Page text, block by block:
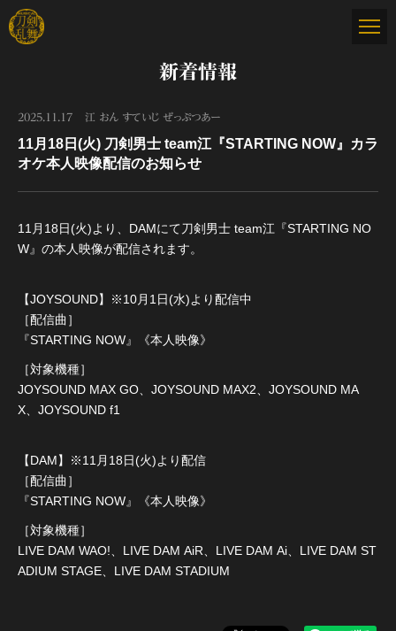
新着情報
2025.11.17 江 おん すていじ ぜっぷつあー
11月18日(火) 刀剣男士 team江『STARTING NOW』カラ
オケ本人映像配信のお知らせ
11月18日(火)より、DAMにて刀剣男士 team江『STARTING NO
W』の本人映像が配信されます。
【JOYSOUND】※10月1日(水)より配信中
［配信曲］
『STARTING NOW』《本人映像》
［対象機種］
JOYSOUND MAX GO、JOYSOUND MAX2、JOYSOUND MA
X、JOYSOUND f1
【DAM】※11月18日(火)より配信
［配信曲］
『STARTING NOW』《本人映像》
［対象機種］
LIVE DAM WAO!、LIVE DAM AiR、LIVE DAM Ai、LIVE DAM ST
ADIUM STAGE、LIVE DAM STADIUM